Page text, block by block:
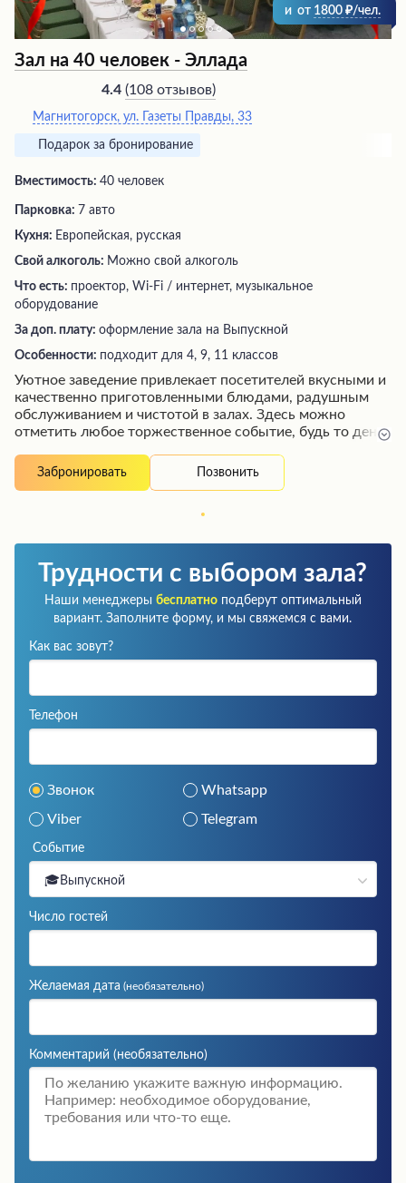
и от 1800 /чел.
Зал на 40 человек - Эллада
4.4 (108 отзывов)
Магнитогорск, ул. Газеты Правды, 33
Подарок за бронирование
Вместимость: 40 человек
Парковка: 7 авто
Кухня: Европейская, русская
Свой алкоголь: Можно свой алкоголь
Что есть: проектор, Wi-Fi / интернет, музыкальное
оборудование
За доп. плату: оформление зала на Выпускной
Особенности: подходит для 4, 9, 11 классов
Уютное заведение привлекает посетителей вкусными и
качественно приготовленными блюдами, радушным
обслуживанием и чистотой в залах. Здесь можно
отметить любое торжественное событие, будь то день
отзывчивому и приветливому персоналу, а также
комфортной атмосфере, гости непременно останутся
Забронировать Позвонить
Трудности с выбором зала?
Наши менеджеры бесплатноподберут оптимальный
вариант. Заполните форму, и мы свяжемся с вами.
Как вас зовут?
Телефон
Звонок
Whatsapp
Viber
Telegram
Событие
🎓Выпускной
Число гостей
Желаемая дата (необязательно)
Комментарий (необязательно)